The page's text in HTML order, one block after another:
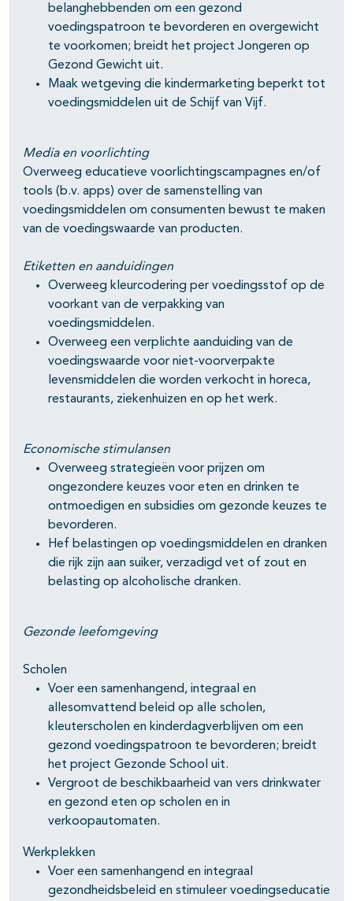
belanghebbenden om een gezond
voedingspatroon te bevorderen en overgewicht
te voorkomen; breidt het project Jongeren op
Gezond Gewicht uit.
Maak wetgeving die kindermarketing beperkt tot
voedingsmiddelen uit de Schijf van Vijf.
Media en voorlichting
Overweeg educatieve voorlichtingscampagnes en/of
tools (b.v. apps) over de samenstelling van
voedingsmiddelen om consumenten bewust te maken
van de voedingswaarde van producten.
Etiketten en aanduidingen
Overweeg kleurcodering per voedingsstof op de
voorkant van de verpakking van
voedingsmiddelen.
Overweeg een verplichte aanduiding van de
voedingswaarde voor niet-voorverpakte
levensmiddelen die worden verkocht in horeca,
restaurants, ziekenhuizen en op het werk.
Economische stimulansen
Overweeg strategieën voor prijzen om
ongezondere keuzes voor eten en drinken te
ontmoedigen en subsidies om gezonde keuzes te
bevorderen.
Hef belastingen op voedingsmiddelen en dranken
die rijk zijn aan suiker, verzadigd vet of zout en
belasting op alcoholische dranken.
Gezonde leefomgeving
Scholen
Voer een samenhangend, integraal en
allesomvattend beleid op alle scholen,
kleuterscholen en kinderdagverblijven om een
gezond voedingspatroon te bevorderen; breidt
het project Gezonde School uit.
Vergroot de beschikbaarheid van vers drinkwater
en gezond eten op scholen en in
verkoopautomaten.
Werkplekken
Voer een samenhangend en integraal
gezondheidsbeleid en stimuleer voedingseducatie